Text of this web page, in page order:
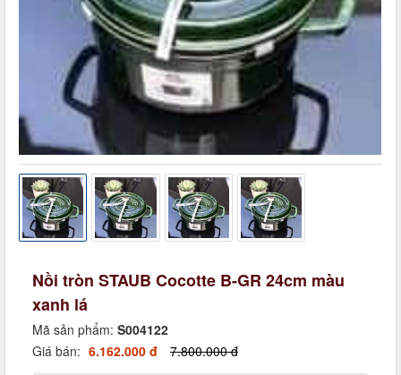
Nồi tròn STAUB Cocotte B-GR 24cm màu
xanh lá
Mã sản phẩm: S004122
Giá bán: 6.162.000 đ 7.800.000 đ